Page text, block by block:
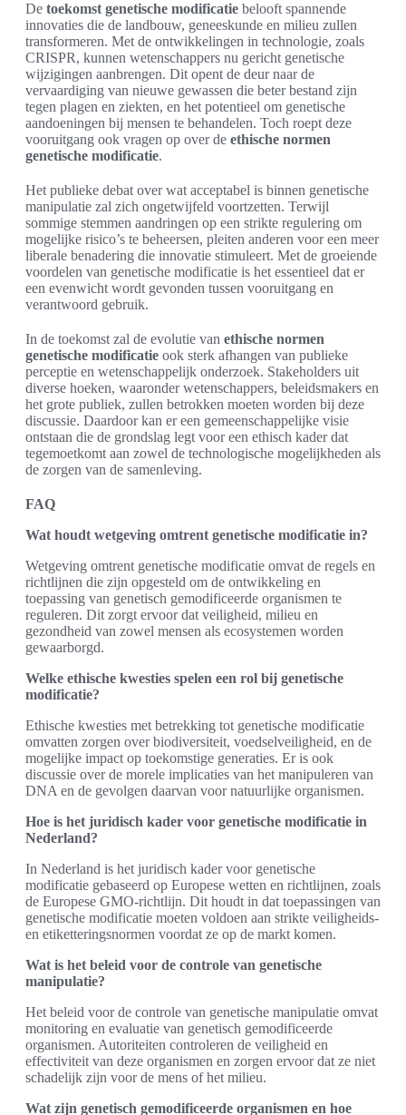
De toekomst genetische modificatie belooft spannende
innovaties die de landbouw, geneeskunde en milieu zullen
transformeren. Met de ontwikkelingen in technologie, zoals
CRISPR, kunnen wetenschappers nu gericht genetische
wijzigingen aanbrengen. Dit opent de deur naar de
vervaardiging van nieuwe gewassen die beter bestand zijn
tegen plagen en ziekten, en het potentieel om genetische
aandoeningen bij mensen te behandelen. Toch roept deze
vooruitgang ook vragen op over de ethische normen
genetische modificatie.
Het publieke debat over wat acceptabel is binnen genetische
manipulatie zal zich ongetwijfeld voortzetten. Terwijl
sommige stemmen aandringen op een strikte regulering om
mogelijke risico’s te beheersen, pleiten anderen voor een meer
liberale benadering die innovatie stimuleert. Met de groeiende
voordelen van genetische modificatie is het essentieel dat er
een evenwicht wordt gevonden tussen vooruitgang en
verantwoord gebruik.
In de toekomst zal de evolutie van ethische normen
genetische modificatie ook sterk afhangen van publieke
perceptie en wetenschappelijk onderzoek. Stakeholders uit
diverse hoeken, waaronder wetenschappers, beleidsmakers en
het grote publiek, zullen betrokken moeten worden bij deze
discussie. Daardoor kan er een gemeenschappelijke visie
ontstaan die de grondslag legt voor een ethisch kader dat
tegemoetkomt aan zowel de technologische mogelijkheden als
de zorgen van de samenleving.
FAQ
Wat houdt wetgeving omtrent genetische modificatie in?
Wetgeving omtrent genetische modificatie omvat de regels en
richtlijnen die zijn opgesteld om de ontwikkeling en
toepassing van genetisch gemodificeerde organismen te
reguleren. Dit zorgt ervoor dat veiligheid, milieu en
gezondheid van zowel mensen als ecosystemen worden
gewaarborgd.
Welke ethische kwesties spelen een rol bij genetische
modificatie?
Ethische kwesties met betrekking tot genetische modificatie
omvatten zorgen over biodiversiteit, voedselveiligheid, en de
mogelijke impact op toekomstige generaties. Er is ook
discussie over de morele implicaties van het manipuleren van
DNA en de gevolgen daarvan voor natuurlijke organismen.
Hoe is het juridisch kader voor genetische modificatie in
Nederland?
In Nederland is het juridisch kader voor genetische
modificatie gebaseerd op Europese wetten en richtlijnen, zoals
de Europese GMO-richtlijn. Dit houdt in dat toepassingen van
genetische modificatie moeten voldoen aan strikte veiligheids-
en etiketteringsnormen voordat ze op de markt komen.
Wat is het beleid voor de controle van genetische
manipulatie?
Het beleid voor de controle van genetische manipulatie omvat
monitoring en evaluatie van genetisch gemodificeerde
organismen. Autoriteiten controleren de veiligheid en
effectiviteit van deze organismen en zorgen ervoor dat ze niet
schadelijk zijn voor de mens of het milieu.
Wat zijn genetisch gemodificeerde organismen en hoe